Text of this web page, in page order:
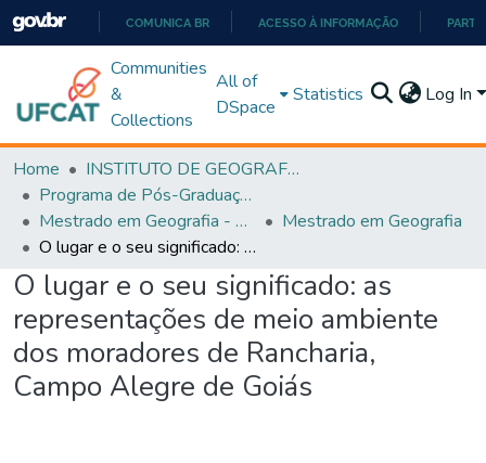
PARA
O
COMUNICA BR ACESSO À INFORMAÇÃO
Communities
&
Collections
All of
DSpace
Statistics Log In
Home
INSTITUTO DE GEOGRAFIA
Programa de Pós-Graduação em Geografia - PPGGEO
Mestrado em Geografia - PPGGEO
Mestrado em Geografia
O lugar e o seu significado: as representações de meio ambiente dos moradores de Rancharia, Campo Alegre de Goiás
O lugar e o seu significado: as
representações de meio ambiente
dos moradores de Rancharia,
Campo Alegre de Goiás